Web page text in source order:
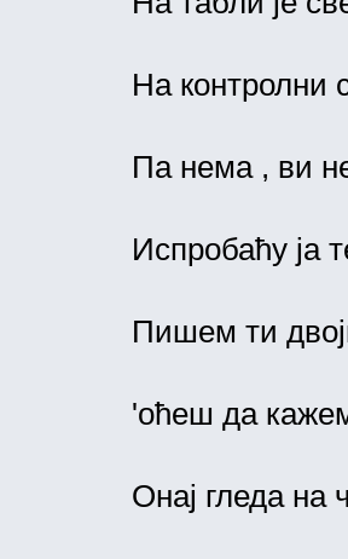
На контролни
Па нема , ви
Испробаћу ја
Пишем ти
'оћеш да
Онај гледа на